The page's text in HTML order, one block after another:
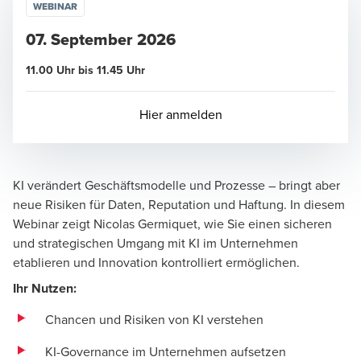
WEBINAR
07. September 2026
11.00 Uhr bis 11.45 Uhr
Hier anmeldenOpens in a new window/tab
KI verändert Geschäftsmodelle und Prozesse – bringt aber
neue Risiken für Daten, Reputation und Haftung. In diesem
Webinar zeigt Nicolas Germiquet, wie Sie einen sicheren
und strategischen Umgang mit KI im Unternehmen
etablieren und Innovation kontrolliert ermöglichen.
Ihr Nutzen:
Chancen und Risiken von KI verstehen
KI-Governance im Unternehmen aufsetzen